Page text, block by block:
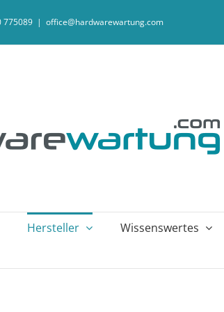
775089 | office@hardwarewartung.com
Hersteller Wissenswertes